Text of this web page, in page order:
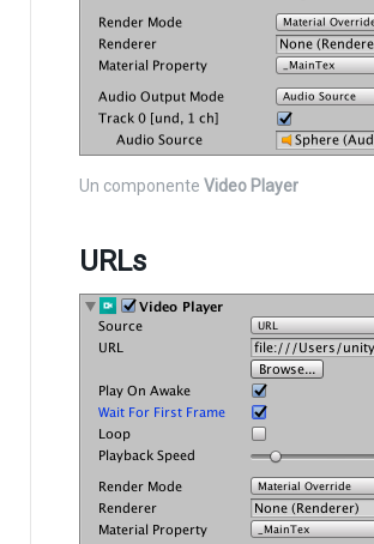
Un componente Video Player
URLs